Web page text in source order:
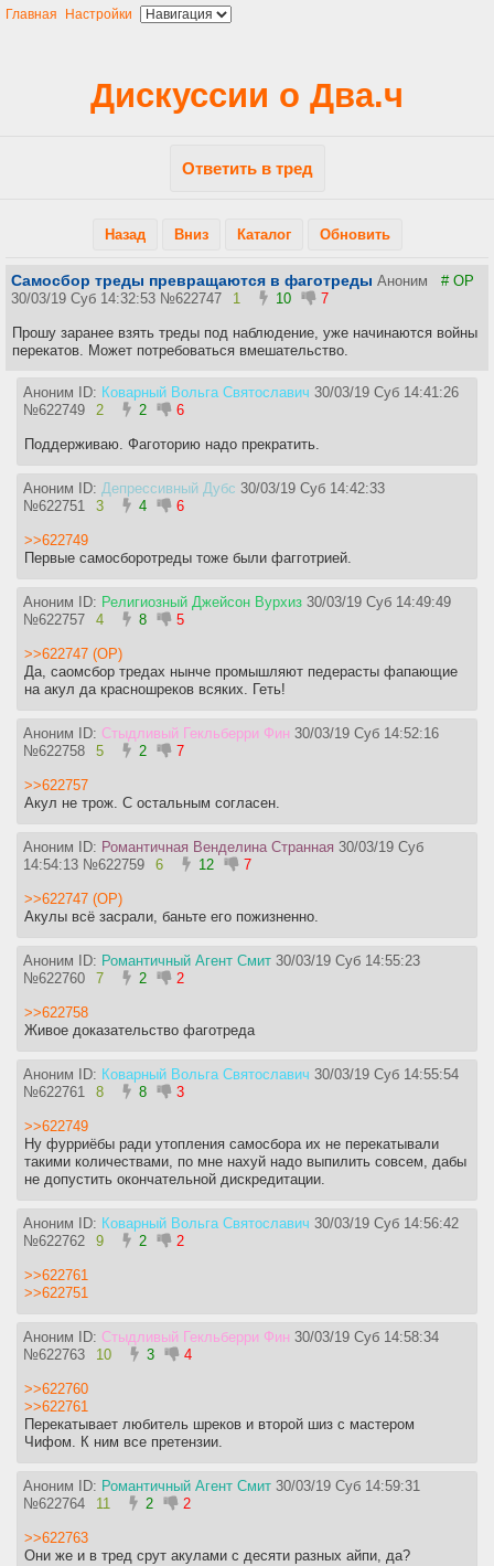
Главная Настройки
Дискуссии о Два.ч
Ответить в тред
Назад Вниз Каталог Обновить
Самосбор треды превращаются в фаготреды Аноним
# OP
30/03/19 Суб 14:32:53 №622747 1 10 7
Прошу заранее взять треды под наблюдение, уже начинаются войны
перекатов. Может потребоваться вмешательство.
Аноним ID: Коварный Вольга Святославич 30/03/19 Суб 14:41:26
№622749 2 2 6
Поддерживаю. Фаготорию надо прекратить.
Аноним ID: Депрессивный Дубс 30/03/19 Суб 14:42:33
№622751 3 4 6
>>622749
Первые самосборотреды тоже были фагготрией.
Аноним ID: Религиозный Джейсон Вурхиз 30/03/19 Суб 14:49:49
№622757 4 8 5
>>622747 (OP)
Да, саомсбор тредах нынче промышляют педерасты фапающие
на акул да красношреков всяких. Геть!
Аноним ID: Стыдливый Гекльберри Фин 30/03/19 Суб 14:52:16
№622758 5 2 7
>>622757
Акул не трож. С остальным согласен.
Аноним ID: Романтичная Венделина Странная 30/03/19 Суб
14:54:13 №622759 6 12 7
>>622747 (OP)
Акулы всё засрали, баньте его пожизненно.
Аноним ID: Романтичный Агент Смит 30/03/19 Суб 14:55:23
№622760 7 2 2
>>622758
Живое доказательство фаготреда
Аноним ID: Коварный Вольга Святославич 30/03/19 Суб 14:55:54
№622761 8 8 3
>>622749
Ну фурриёбы ради утопления самосбора их не перекатывали
такими количествами, по мне нахуй надо выпилить совсем, дабы
не допустить окончательной дискредитации.
Аноним ID: Коварный Вольга Святославич 30/03/19 Суб 14:56:42
№622762 9 2 2
>>622761
>>622751
Аноним ID: Стыдливый Гекльберри Фин 30/03/19 Суб 14:58:34
№622763 10 3 4
>>622760
>>622761
Перекатывает любитель шреков и второй шиз с мастером
Чифом. К ним все претензии.
Аноним ID: Романтичный Агент Смит 30/03/19 Суб 14:59:31
№622764 11 2 2
>>622763
Они же и в тред срут акулами с десяти разных айпи, да?